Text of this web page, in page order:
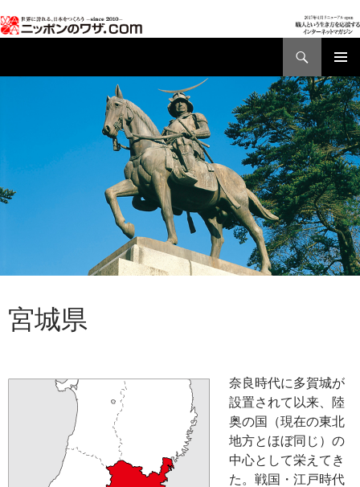
メインメ
ニュー
ス
キ
ッ
宮城県
奈良時代に多賀城が
設置されて以来、陸
奥の国（現在の東北
地方とほぼ同じ）の
中心として栄えてき
た。戦国・江戸時代